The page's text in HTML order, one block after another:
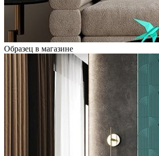
Образец в магазине